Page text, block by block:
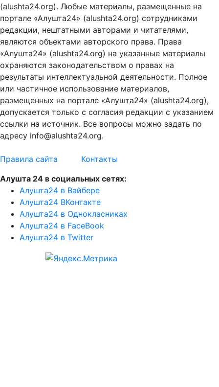
(alushta24.org). Любые материалы, размещенные на
портале «Алушта24» (alushta24.org) сотрудниками
редакции, нештатными авторами и читателями,
являются объектами авторского права. Права
«Алушта24» (alushta24.org) на указанные материалы
охраняются законодательством о правах на
результаты интеллектуальной деятельности. Полное
или частичное использование материалов,
размещенных на портале «Алушта24» (alushta24.org),
допускается только с согласия редакции с указанием
ссылки на источник. Все вопросы можно задать по
адресу info@alushta24.org.
Правила сайта
Контакты
Алушта 24 в социальных сетях:
Алушта24 в Вайбере
Алушта24 ВКонтакте
Алушта24 в Однокласниках
Алушта24 в FaceBook
Алушта24 в Twitter